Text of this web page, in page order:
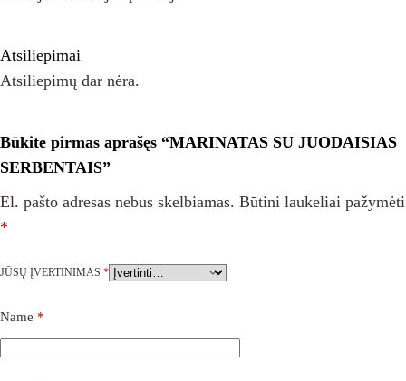
Atsiliepimai
Atsiliepimų dar nėra.
Būkite pirmas aprašęs “MARINATAS SU JUODAISIAS
SERBENTAIS”
El. pašto adresas nebus skelbiamas. Būtini laukeliai pažymėti
*
JŪSŲ ĮVERTINIMAS *
Name *